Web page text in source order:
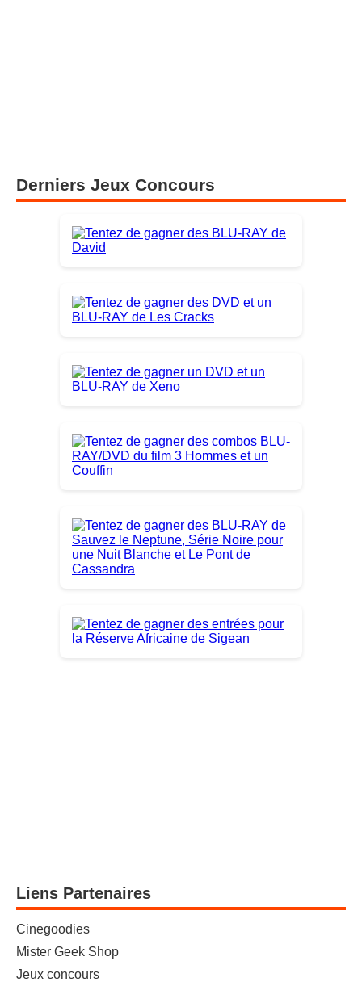
Derniers Jeux Concours
Liens Partenaires
Cinegoodies
Mister Geek Shop
Jeux concours